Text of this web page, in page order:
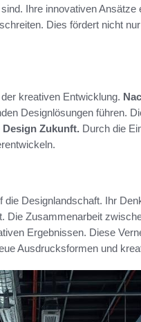
Ihre innovativen
Dies fördert nicht
kreativen Entwicklung.
Designlösungen führen.
Design Zukunft. Durch die
die Designlandschaft. Ihr
Zusammenarbeit
Ergebnissen. Diese
Ausdrucksformen und